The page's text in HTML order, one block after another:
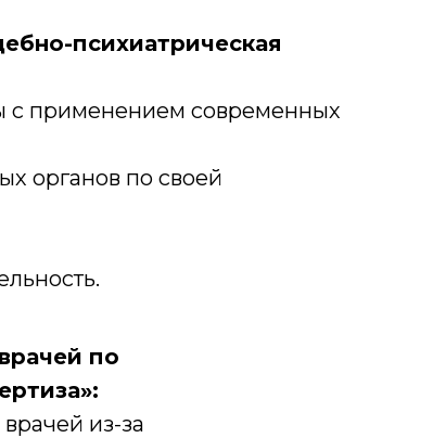
психиатрическая
с применением современных
органов по своей
по
из-за